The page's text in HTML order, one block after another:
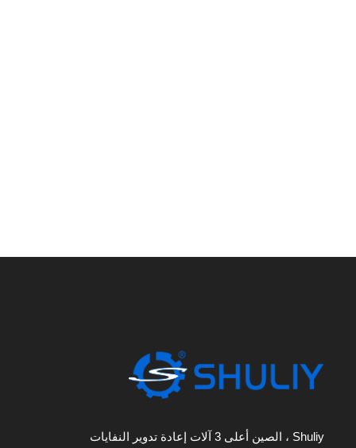
Shuliy ، الصين أعلى 3 آلات إعادة تدوير النفايات